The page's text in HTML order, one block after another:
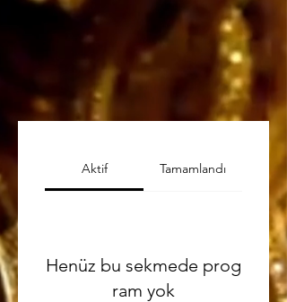
Aktif Tamamlandı
Henüz bu sekmede prog
ram yok